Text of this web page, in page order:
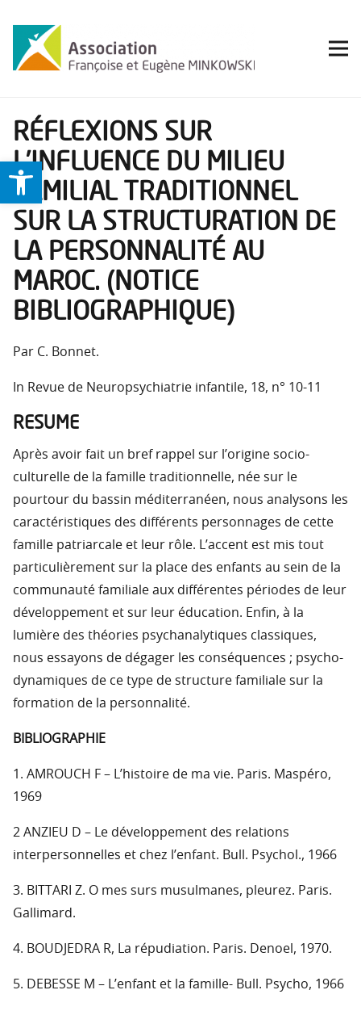
Ouvrir la barre d’outils
RÉFLEXIONS SUR
L’INFLUENCE DU MILIEU
FAMILIAL TRADITIONNEL
SUR LA STRUCTURATION DE
LA PERSONNALITÉ AU
MAROC. (NOTICE
BIBLIOGRAPHIQUE)
Par C. Bonnet.
In Revue de Neuropsychiatrie infantile, 18, n° 10-11
RESUME
Après avoir fait un bref rappel sur l’origine socio-
culturelle de la famille traditionnelle, née sur le
pourtour du bassin méditerranéen, nous analysons les
caractéristiques des différents personnages de cette
famille patriarcale et leur rôle. L’accent est mis tout
particulièrement sur la place des enfants au sein de la
communauté familiale aux différentes périodes de leur
développement et sur leur éducation. Enfin, à la
lumière des théories psychanalytiques classiques,
nous essayons de dégager les conséquences ; psycho-
dynamiques de ce type de structure familiale sur la
formation de la personnalité.
BIBLIOGRAPHIE
1. AMROUCH F – L’histoire de ma vie. Paris. Maspéro,
1969
2 ANZIEU D – Le développement des relations
interpersonnelles et chez l’enfant. Bull. Psychol., 1966
3. BITTARI Z. O mes surs musulmanes, pleurez. Paris.
Gallimard.
4. BOUDJEDRA R, La répudiation. Paris. Denoel, 1970.
5. DEBESSE M – L’enfant et la famille- Bull. Psycho, 1966